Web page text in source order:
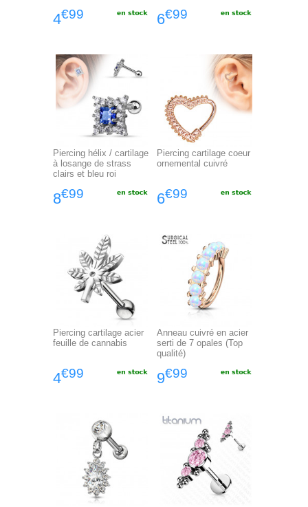
4€99 6€99
Piercing hélix / cartilage
à losange de strass
clairs et bleu roi
8€99
Piercing cartilage coeur
ornemental cuivré
6€99
Piercing cartilage acier
feuille de cannabis
4€99
Anneau cuivré en acier
serti de 7 opales (Top
qualité)
9€99